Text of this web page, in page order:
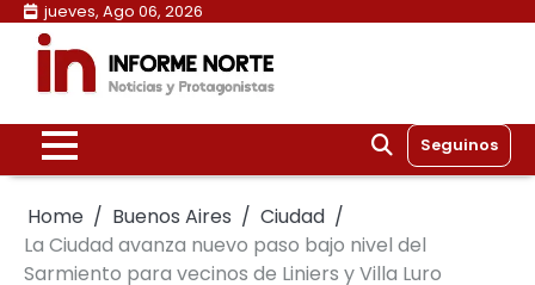
Skip
content
jueves, Ago 06, 2026
Seguinos
Home Buenos Aires
Ciudad
La Ciudad avanza nuevo paso bajo nivel del
Sarmiento para vecinos de Liniers y Villa Luro